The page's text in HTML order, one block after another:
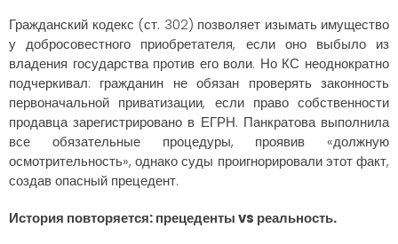
Гражданский кодекс (ст. 302) позволяет изымать имущество
у добросовестного приобретателя, если оно выбыло из
владения государства против его воли. Но КС неоднократно
подчеркивал: гражданин не обязан проверять законность
первоначальной приватизации, если право собственности
продавца зарегистрировано в ЕГРН. Панкратова выполнила
все обязательные процедуры, проявив «должную
осмотрительность», однако суды проигнорировали этот факт,
создав опасный прецедент.
История повторяется: прецеденты vs реальность.